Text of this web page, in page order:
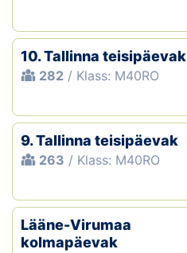
10. Tallinna teisipäevak
282 / Klass: M40RO
9. Tallinna teisipäevak
263 / Klass: M40RO
Lääne-Virumaa
kolmapäevak